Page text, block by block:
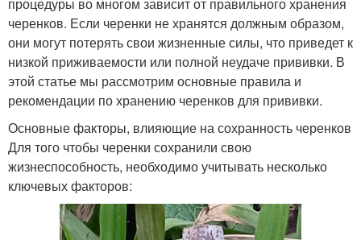
черенков. Если черенки не хранятся должным образом,
они могут потерять свои жизненные силы, что приведет к
низкой приживаемости или полной неудаче прививки. В
этой статье мы рассмотрим основные правила и
рекомендации по хранению черенков для прививки.
Основные факторы, влияющие на сохранность черенков
Для того чтобы черенки сохранили свою
жизнеспособность, необходимо учитывать несколько
ключевых факторов: